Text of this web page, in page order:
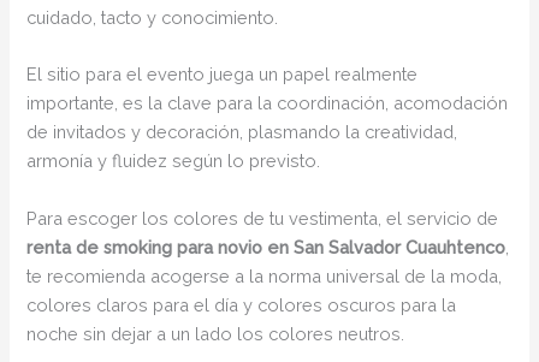
cuidado, tacto y conocimiento.
El sitio para el evento juega un papel realmente
importante, es la clave para la coordinación, acomodación
de invitados y decoración, plasmando la creatividad,
armonía y fluidez según lo previsto.
Para escoger los colores de tu vestimenta, el servicio de
renta de smoking para novio en San Salvador Cuauhtenco
te recomienda acogerse a la norma universal de la moda,
colores claros para el día y colores oscuros para la
noche sin dejar a un lado los colores neutros.